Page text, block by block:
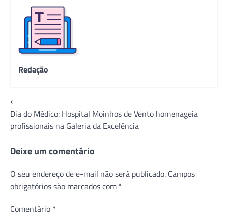
Redação
Navegação
de
Post
⟵
Dia do Médico: Hospital Moinhos de Vento homenageia
profissionais na Galeria da Excelência
Deixe um comentário
O seu endereço de e-mail não será publicado. Campos
obrigatórios são marcados com *
Comentário *